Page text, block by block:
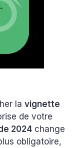
lavignette
de votre
2024 change
obligatoire,